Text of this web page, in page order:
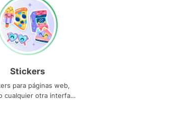
Stickers
para páginas web,
cualquier otra interfaz